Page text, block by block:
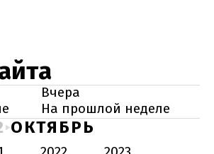
Вчера
На прошлой неделе
ОКТЯБРЬ